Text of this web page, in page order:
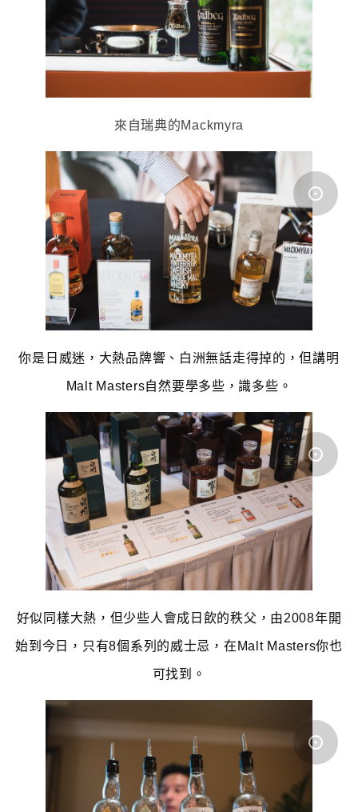
來自瑞典的Mackmyra
你是日威迷，大熱品牌響、白洲無話走得掉的，但講明
Malt Masters自然要學多些，識多些。
好似同樣大熱，但少些人會成日飲的秩父，由2008年開
始到今日，只有8個系列的威士忌，在Malt Masters你也
可找到。